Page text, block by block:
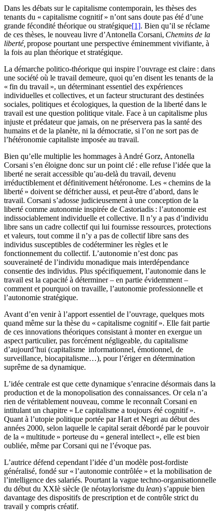
Dans les débats sur le capitalisme contemporain, les thèses des
tenants du « capitalisme cognitif » n’ont sans doute pas été d’une
grande fécondité théorique ou stratégique[1]. Bien qu’il se réclame
de ces thèses, le nouveau livre d’Antonella Corsani, Chemins de la
liberté, propose pourtant une perspective éminemment vivifiante, à
la fois au plan théorique et stratégique.
La démarche politico-théorique qui inspire l’ouvrage est claire : dans
une société où le travail demeure, quoi qu’en disent les tenants de la
« fin du travail », un déterminant essentiel des expériences
individuelles et collectives, et un facteur structurant des destinées
sociales, politiques et écologiques, la question de la liberté dans le
travail est une question politique vitale. Face à un capitalisme plus
injuste et prédateur que jamais, on ne préservera pas la santé des
humains et de la planète, ni la démocratie, si l’on ne sort pas de
l’hétéronomie capitaliste imposée au travail.
Bien qu’elle multiplie les hommages à André Gorz, Antonella
Corsani s’en éloigne donc sur un point clé : elle refuse l’idée que la
liberté ne serait accessible qu’au-delà du travail, devenu
irréductiblement et définitivement hétéronome. Les « chemins de la
liberté » doivent se défricher aussi, et peut-être d’abord, dans le
travail. Corsani s’adosse judicieusement à une conception de la
liberté comme autonomie inspirée de Castoriadis : l’autonomie est
indissociablement individuelle et collective. Il n’y a pas d’individu
libre sans un cadre collectif qui lui fournisse ressources, protections
et valeurs, tout comme il n’y a pas de collectif libre sans des
individus susceptibles de codéterminer les règles et le
fonctionnement du collectif. L’autonomie n’est donc pas
souveraineté de l’individu monadique mais interdépendance
consentie des individus. Plus spécifiquement, l’autonomie dans le
travail est la capacité à déterminer – en partie évidemment –
comment et pourquoi on travaille, l’autonomie professionnelle et
l’autonomie stratégique.
Avant d’en venir à l’apport essentiel de l’ouvrage, quelques mots
quand même sur la thèse du « capitalisme cognitif ». Elle fait partie
de ces innovations théoriques consistant à monter en exergue un
aspect particulier, pas forcément négligeable, du capitalisme
d’aujourd’hui (capitalisme informationnel, émotionnel, de
surveillance, biocapitalisme…), pour l’ériger en détermination
suprême de sa dynamique.
L’idée centrale est que cette dynamique s’enracine désormais dans la
production et de la monopolisation des connaissances. Or cela n’a
rien de véritablement nouveau, comme le reconnaît Corsani en
intitulant un chapitre « Le capitalisme a toujours été cognitif ».
Quant à l’utopie politique portée par Hart et Negri au début des
années 2000, selon laquelle le capital serait débordé par le pouvoir
de la « multitude » porteuse du « general intellect », elle est bien
oubliée, même par Corsani qui ne l’évoque pas.
L’autrice défend cependant l’idée d’un modèle post-fordiste
généralisé, fondé sur « l’autonomie contrôlée » et la mobilisation de
l’intelligence des salariés. Pourtant la vague techno-organisationnelle
du début du XXIè siècle (le néotaylorisme du lean) s’appuie bien
davantage des dispositifs de prescription et de contrôle strict du
travail y compris créatif.